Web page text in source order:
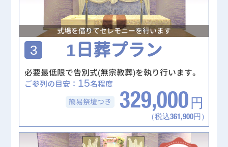
式場を借りてセレモニーを行います
3 1日葬プラン
必要最低限で告別式(無宗教葬)を執り行います。
ご参列の目安： 15名程度
簡易祭壇つき 329,000 円
（税込361,900円）